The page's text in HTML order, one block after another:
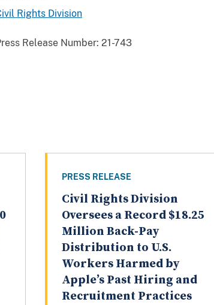
Rights Division
Release Number: 21-743
PRESS RELEASE
Civil Rights Division
Oversees a Record $18.25
Million Back-Pay
Distribution to U.S.
Workers Harmed by
Apple’s Past Hiring and
Recruitment Practices